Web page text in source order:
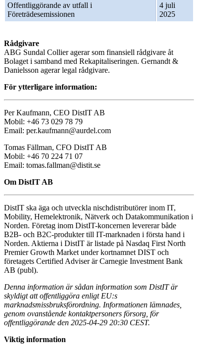
Offentliggörande av utfall i
Företrädesemissionen
4 juli
2025
Rådgivare
ABG Sundal Collier agerar som finansiell rådgivare åt
Bolaget i samband med Rekapitaliseringen. Gernandt &
Danielsson agerar legal rådgivare.
För ytterligare information:
Per Kaufmann, CEO DistIT AB
Mobil: +46 73 029 78 79
Email: per.kaufmann@aurdel.com
Tomas Fällman, CFO DistIT AB
Mobil: +46 70 224 71 07
Email: tomas.fallman@distit.se
Om DistIT AB
DistIT ska äga och utveckla nischdistributörer inom IT,
Mobility, Hemelektronik, Nätverk och Datakommunikation i
Norden. Företag inom DistIT-koncernen levererar både
B2B- och B2C-produkter till IT-marknaden i första hand i
Norden. Aktierna i DistIT är listade på Nasdaq First North
Premier Growth Market under kortnamnet DIST och
företagets Certified Adviser är Carnegie Investment Bank
AB (publ).
Denna information är sådan information som DistIT är
skyldigt att offentliggöra enligt EU:s
marknadsmissbruksförordning. Informationen lämnades,
genom ovanstående kontaktpersoners försorg, för
offentliggörande den 2025-04-29 20:30 CEST.
Viktig information